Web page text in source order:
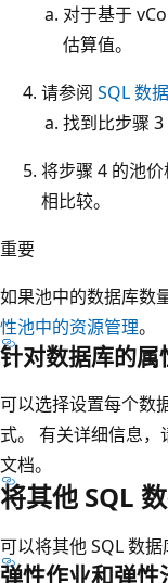
对于基于
估算值。
请参阅 SQL 数
找到比步骤 3
将步骤 4 的池
相比较。
重要
如果池中的数据库数
性池中的资源管理。
针对数据库的属
可以选择设置每个数
式。 有关详细信息，
文档。
将其他 SQL
可以将其他 SQL 数据
弹性作业和弹性